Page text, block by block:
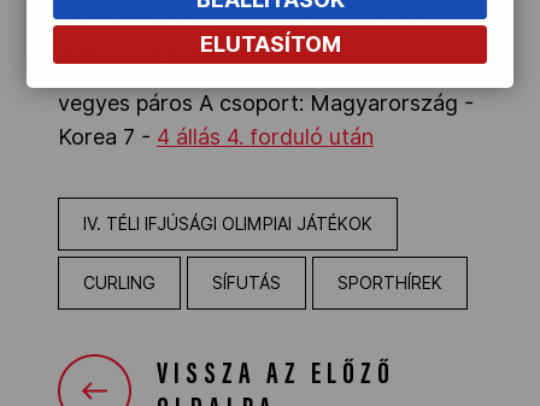
CURLINGGangneung Curling Centre -
eredmény
vegyes páros A csoport: Magyarország -
Korea 7 - 4 állás 4. forduló után
IV. TÉLI IFJÚSÁGI OLIMPIAI JÁTÉKOK
CURLING SÍFUTÁS SPORTHÍREK
VISSZA AZ ELŐZŐ
ELUTASÍTOM